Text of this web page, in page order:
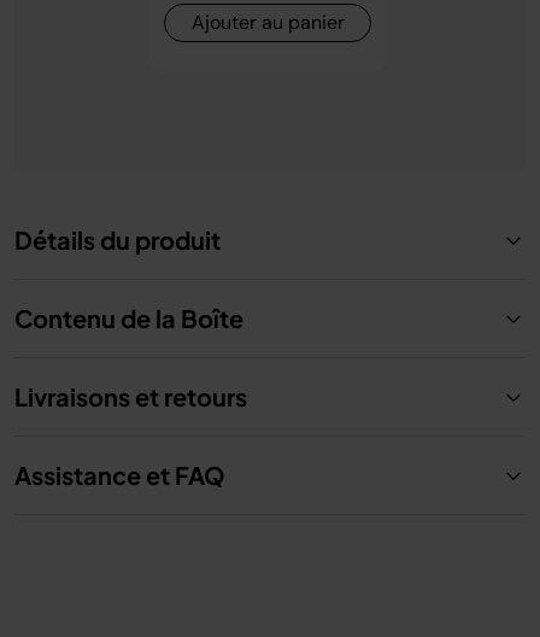
Ajouter au panier
Détails du produit
Contenu de la Boîte
Livraisons et retours
Assistance et FAQ